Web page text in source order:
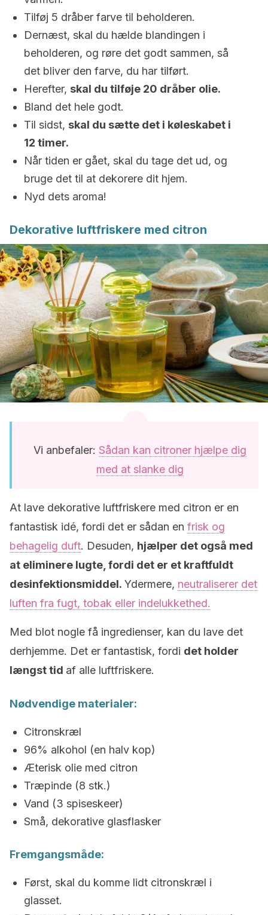
Tilføj 5 dråber farve til beholderen.
Dernæst, skal du hælde blandingen i
beholderen, og røre det godt sammen, så
det bliver den farve, du har tilført.
Herefter, skal du tilføje 20 dråber olie.
Bland det hele godt.
Til sidst, skal du sætte det i køleskabet i
12 timer.
Når tiden er gået, skal du tage det ud, og
bruge det til at dekorere dit hjem.
Nyd dets aroma!
Dekorative luftfriskere med citron
Vi anbefaler: Sådan kan citroner hjælpe dig
med at slanke dig
At lave dekorative luftfriskere med citron er en
fantastisk idé, fordi det er sådan en frisk og
behagelig duft. Desuden, hjælper det også med
at eliminere lugte, fordi det er et kraftfuldt
desinfektionsmiddel. Ydermere, neutraliserer det
luften fra fugt, tobak eller indelukkethed.
Med blot nogle få ingredienser, kan du lave det
derhjemme. Det er fantastisk, fordi det holder
længst tid af alle luftfriskere.
Nødvendige materialer:
Citronskræl
96% alkohol (en halv kop)
Æterisk olie med citron
Træpinde (8 stk.)
Vand (3 spiseskeer)
Små, dekorative glasflasker
Fremgangsmåde:
Først, skal du komme lidt citronskræl i
glasset.